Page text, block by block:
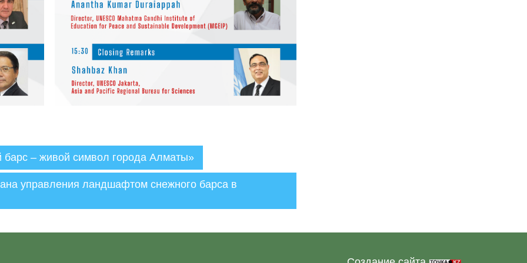
– живой символ города Алматы»
управления ландшафтом снежного барса в